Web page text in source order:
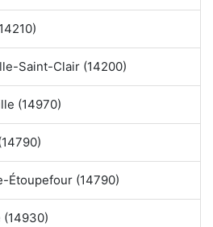
Saint-Clair (14200)
(14970)
Étoupefour (14790)
(14930)